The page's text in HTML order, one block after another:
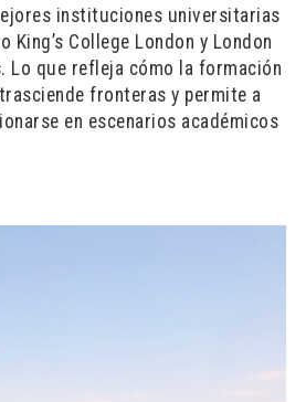
instituciones universitarias
King’s College London y London
Lo que refleja cómo la formación
fronteras y permite a
en escenarios académicos